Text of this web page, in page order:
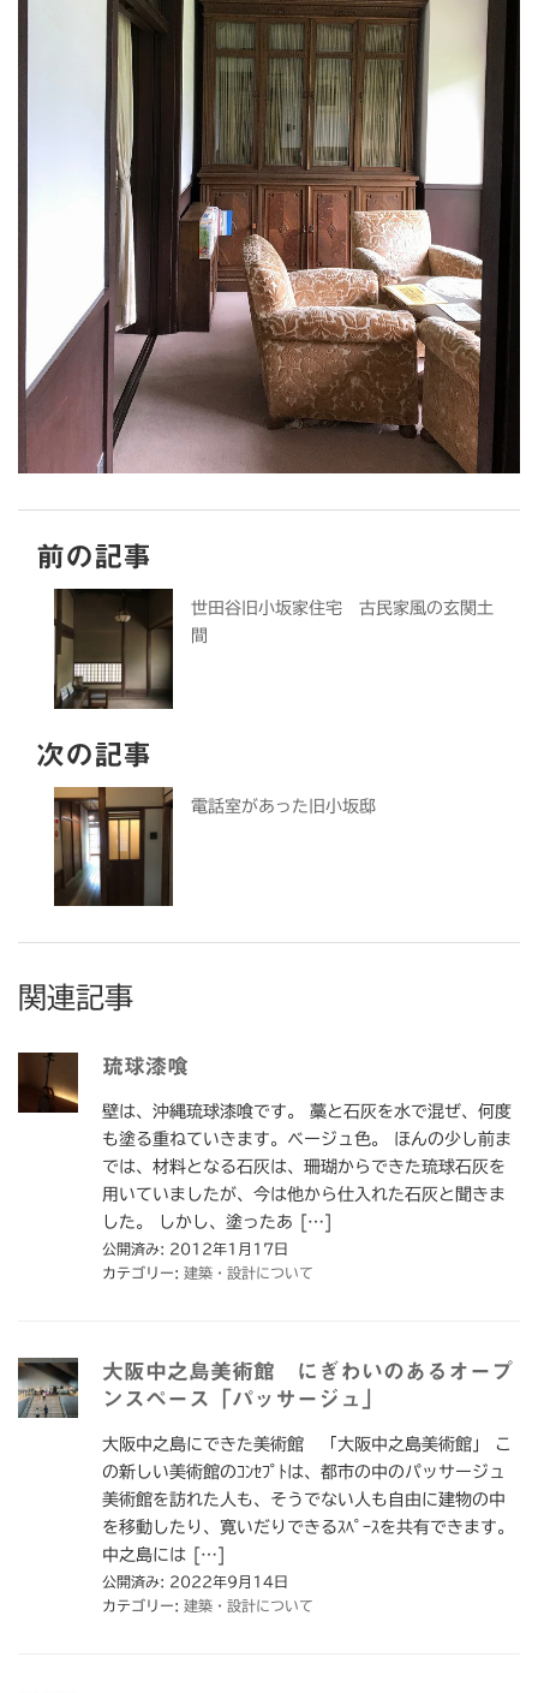
前の記事
世田谷旧小坂家住宅 古民家風の玄関土
間
次の記事
電話室があった旧小坂邸
関連記事
琉球漆喰
壁は、沖縄琉球漆喰です。 藁と石灰を水で混ぜ、何度
も塗る重ねていきます。ベージュ色。 ほんの少し前ま
では、材料となる石灰は、珊瑚からできた琉球石灰を
用いていましたが、今は他から仕入れた石灰と聞きま
した。 しかし、塗ったあ […]
公開済み: 2012年1月17日
カテゴリー: 建築・設計について
大阪中之島美術館 にぎわいのあるオープ
ンスペース「パッサージュ」
大阪中之島にできた美術館 「大阪中之島美術館」 こ
の新しい美術館のｺﾝｾﾌﾟﾄは、都市の中のパッサージュ
美術館を訪れた人も、そうでない人も自由に建物の中
を移動したり、寛いだりできるｽﾍﾟｰｽを共有できます。
中之島には […]
公開済み: 2022年9月14日
カテゴリー: 建築・設計について